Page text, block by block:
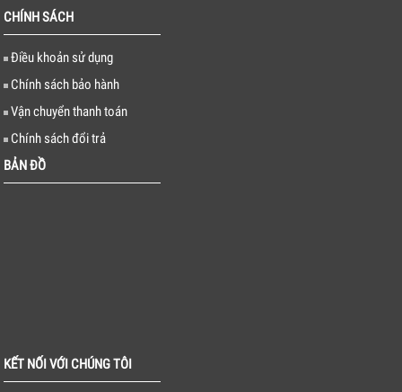
CHÍNH SÁCH
Điều khoản sử dụng
Chính sách bảo hành
Vận chuyển thanh toán
Chính sách đổi trả
BẢN ĐỒ
KẾT NỐI VỚI CHÚNG TÔI